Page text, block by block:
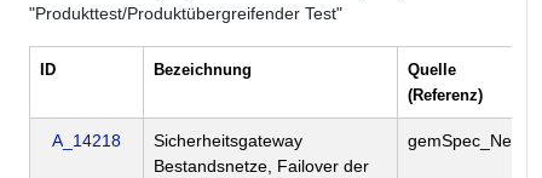
"Produkttest/Produktübergreifender Test"
ID Bezeichnung
Quelle
(Referenz)
A_14218
Sicherheitsgateway
Bestandsnetze, Failover der
gemSpec_Net